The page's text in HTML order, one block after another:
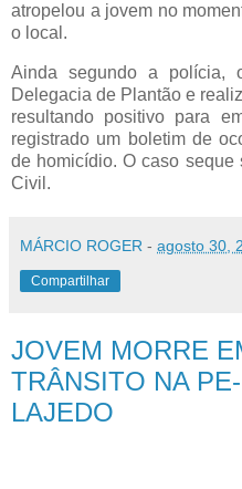
atropelou a jovem no
o local.
Ainda segundo a polícia,
Delegacia de Plantão e
resultando positivo para
registrado um boletim de
de homicídio. O caso
Civil.
MÁRCIO ROGER - agosto 30,
Compartilhar
JOVEM MORRE
TRÂNSITO NA
LAJEDO